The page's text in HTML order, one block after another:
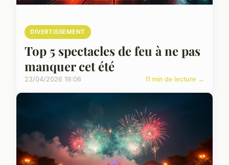
DIVERTISSEMENT
Top 5 spectacles de feu à ne pas
manquer cet été
23/04/2026 19:06 11 min de lecture →